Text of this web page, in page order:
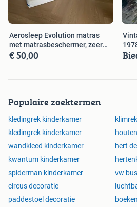
Aerosleep Evolution matras
met matrasbeschermer, zeer
netjes
€ 50,00
Populaire zoektermen
kledingrek kinderkamer
kledingrek kinderkamer
wandkleed kinderkamer
hert
kwantum kinderkamer
spiderman kinderkamer
vw
circus decoratie
paddestoel decoratie